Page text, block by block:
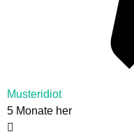
Musteridiot
5 Monate her